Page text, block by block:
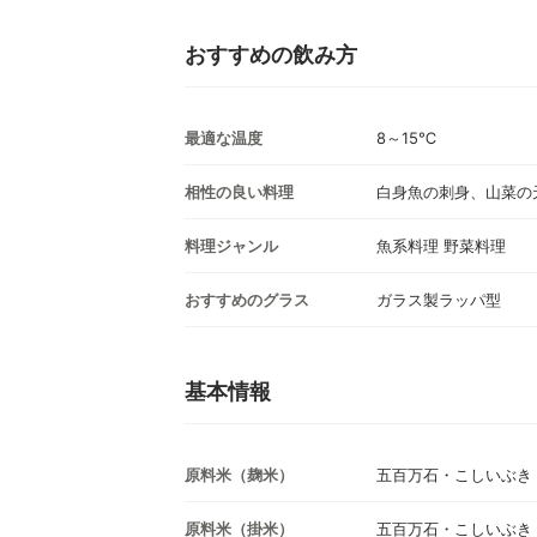
おすすめの飲み方
最適な温度 8～15℃
相性の良い料理 白身魚の刺身、山菜の
料理ジャンル 魚系料理 野菜料理
おすすめのグラス ガラス製ラッパ型
基本情報
原料米（麹米） 五百万石・こしいぶき
原料米（掛米） 五百万石・こしいぶき